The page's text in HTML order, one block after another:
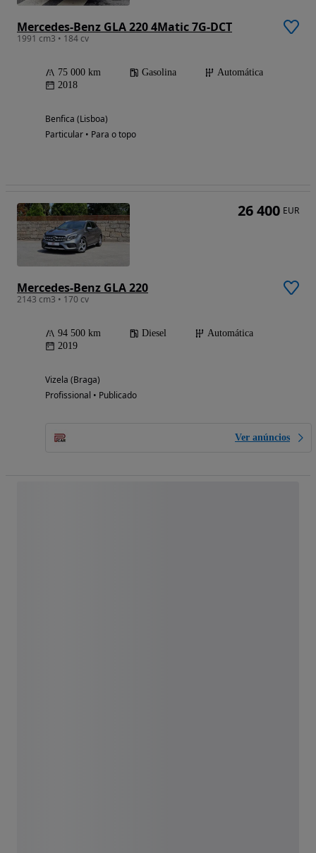
Mercedes-Benz GLA 220 4Matic 7G-DCT
1991 cm3 • 184 cv
75 000 km Gasolina
Automática
2018
Benfica (Lisboa)
Particular • Para o topo
Mercedes-Benz GLA 220
2143 cm3 • 170 cv
94 500 km Diesel
Automática
2019
Vizela (Braga)
Profissional • Publicado
Ver anúncios
26 400 EUR